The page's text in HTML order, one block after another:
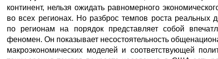
континент, нельзя ожидать равномерного
во всех регионах. Но разброс темпов роста реальных
по регионам на порядок представляет собой
феномен. Он показывает несостоятельность
макроэкономических моделей и соответствующей